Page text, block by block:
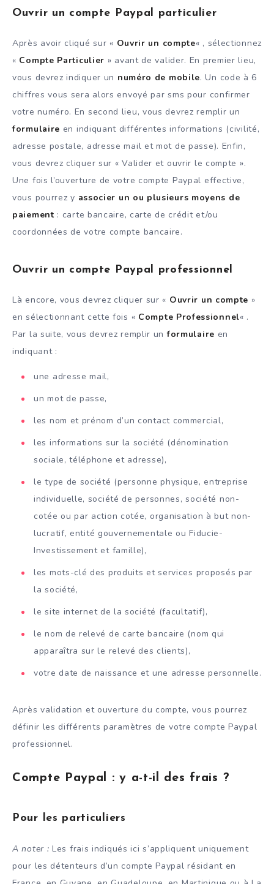
Ouvrir un compte Paypal particulier
Après avoir cliqué sur « Ouvrir un compte« , sélectionnez
« Compte Particulier » avant de valider. En premier lieu,
vous devrez indiquer un numéro de mobile. Un code à 6
chiffres vous sera alors envoyé par sms pour confirmer
votre numéro. En second lieu, vous devrez remplir un
formulaire en indiquant différentes informations (civilité,
adresse postale, adresse mail et mot de passe). Enfin,
vous devrez cliquer sur « Valider et ouvrir le compte ».
Une fois l’ouverture de votre compte Paypal effective,
vous pourrez y associer un ou plusieurs moyens de
paiement : carte bancaire, carte de crédit et/ou
coordonnées de votre compte bancaire.
Ouvrir un compte Paypal professionnel
Là encore, vous devrez cliquer sur « Ouvrir un compte »
en sélectionnant cette fois « Compte Professionnel« .
Par la suite, vous devrez remplir unformulaire en
indiquant :
une adresse mail,
un mot de passe,
les nom et prénom d’un contact commercial,
les informations sur la société (dénomination
sociale, téléphone et adresse),
le type de société (personne physique, entreprise
individuelle, société de personnes, société non-
cotée ou par action cotée, organisation à but non-
lucratif, entité gouvernementale ou Fiducie-
Investissement et famille),
les mots-clé des produits et services proposés par
la société,
le site internet de la société (facultatif),
le nom de relevé de carte bancaire (nom qui
apparaîtra sur le relevé des clients),
votre date de naissance et une adresse personnelle.
Après validation et ouverture du compte, vous pourrez
définir les différents paramètres de votre compte Paypal
professionnel.
Compte Paypal : y a-t-il des frais ?
Pour les particuliers
A noter : Les frais indiqués ici s’appliquent uniquement
pour les détenteurs d’un compte Paypal résidant en